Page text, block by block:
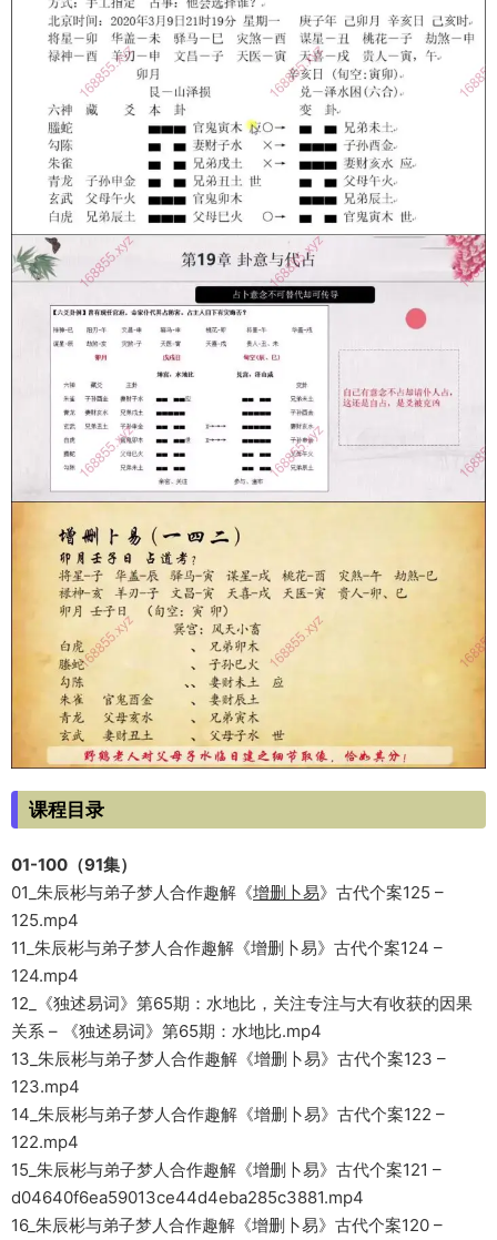
课程目录
01-100（91集）
01_朱辰彬与弟子梦人合作趣解《增删卜易》古代个案125 –
125.mp4
11_朱辰彬与弟子梦人合作趣解《增删卜易》古代个案124 –
124.mp4
12_《独述易词》第65期：水地比，关注专注与大有收获的因果
关系 – 《独述易词》第65期：水地比.mp4
13_朱辰彬与弟子梦人合作趣解《增删卜易》古代个案123 –
123.mp4
14_朱辰彬与弟子梦人合作趣解《增删卜易》古代个案122 –
122.mp4
15_朱辰彬与弟子梦人合作趣解《增删卜易》古代个案121 –
d04640f6ea59013ce44d4eba285c3881.mp4
16_朱辰彬与弟子梦人合作趣解《增删卜易》古代个案120 –